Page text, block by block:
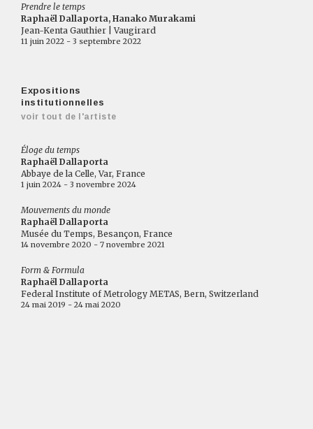
Prendre le temps
Raphaël Dallaporta, Hanako Murakami
Jean-Kenta Gauthier | Vaugirard
11 juin 2022 - 3 septembre 2022
Expositions
institutionnelles
voir tout de l'artiste
Éloge du temps
Raphaël Dallaporta
Abbaye de la Celle, Var, France
1 juin 2024 - 3 novembre 2024
Mouvements du monde
Raphaël Dallaporta
Musée du Temps, Besançon, France
14 novembre 2020 - 7 novembre 2021
Form & Formula
Raphaël Dallaporta
Federal Institute of Metrology METAS, Bern, Switzerland
24 mai 2019 - 24 mai 2020